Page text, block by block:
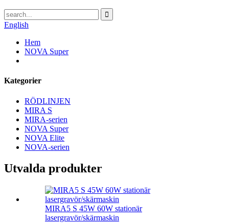
English
Hem
NOVA Super
Kategorier
RÖDLINJEN
MIRA S
MIRA-serien
NOVA Super
NOVA Elite
NOVA-serien
Utvalda produkter
MIRA5 S 45W 60W stationär
lasergravör/skärmaskin